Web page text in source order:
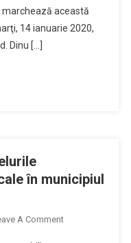
Aman”
Marchează
această
14 ianuarie 2020,
Dinu […]
în municipiul
A CommentOn